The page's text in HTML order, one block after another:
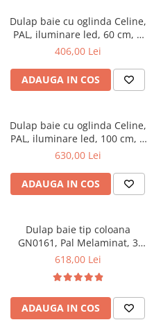
Top saltele 5 cm
Top saltele 10 cm
Top saltele memory 5 cm
Top saltele MemoHR 6.5 cm
Saltele ieftine
Saltele cu spuma
Scaune manager
Mese bucatarie
Scaune pentru bucatarie
Seturi mese si scaune bucatarie
Mobilier hol
Mobila hol
Suporturi si rafturi pantofi
Portmantouri
Seturi mobilier hol
Stender haine
Suport pentru umerase
Cuiere
Mobilier gradinita
Dulap baie cu oglinda Celine,
PAL, iluminare led, 60 cm, 2
usi, 3 rafturi, soft close, alb
406,00 Lei
ADAUGA IN COS
Dulap baie cu oglinda Celine,
PAL, iluminare led, 100 cm, 3
usi, 3 rafturi, soft close, alb
630,00 Lei
ADAUGA IN COS
Dulap baie tip coloana
GN0161, Pal Melaminat, 3
rafturi, cos rufe, alb
618,00 Lei
ADAUGA IN COS